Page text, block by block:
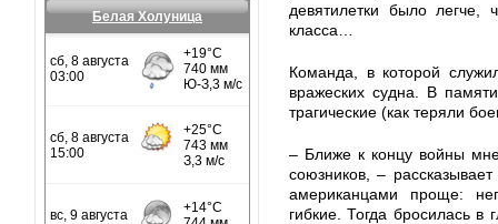
Белая Холуница
девятилетки было легче,
класса…
Команда, в которой
вражеских судна. В
трагические (как теряли
– Ближе к концу войны
союзников, –
американцами проще:
гибкие. Тогда бросилась в